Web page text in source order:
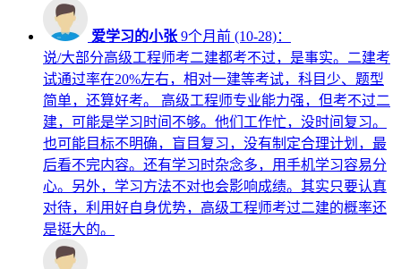
爱学习的小张 9个月前 (10-28)：
说/大部分高级工程师考二建都考不过，是事实。二建考
试通过率在20%左右，相对一建等考试，科目少、题型
简单，还算好考。 高级工程师专业能力强，但考不过二
建，可能是学习时间不够。他们工作忙，没时间复习。
也可能目标不明确，盲目复习，没有制定合理计划，最
后看不完内容。还有学习时杂念多，用手机学习容易分
心。另外，学习方法不对也会影响成绩。其实只要认真
对待，利用好自身优势，高级工程师考过二建的概率还
是挺大的。